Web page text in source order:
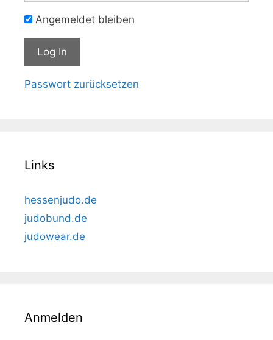
Angemeldet bleiben
Passwort zurücksetzen
Links
hessenjudo.de
judobund.de
judowear.de
Anmelden